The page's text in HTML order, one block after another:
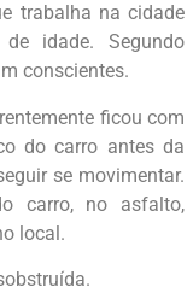
trabalha na cidade
idade. Segundo
conscientes.
ficou com
do carro antes da
se movimentar.
carro, no asfalto,
local.